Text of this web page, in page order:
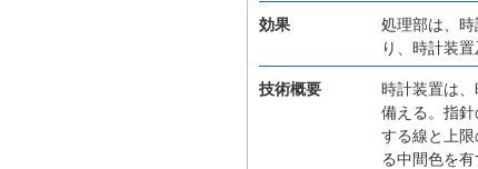
効果
処理部は、
り、時計装
技術概要
時計装置は
備える。指
する線と上
る中間色を有